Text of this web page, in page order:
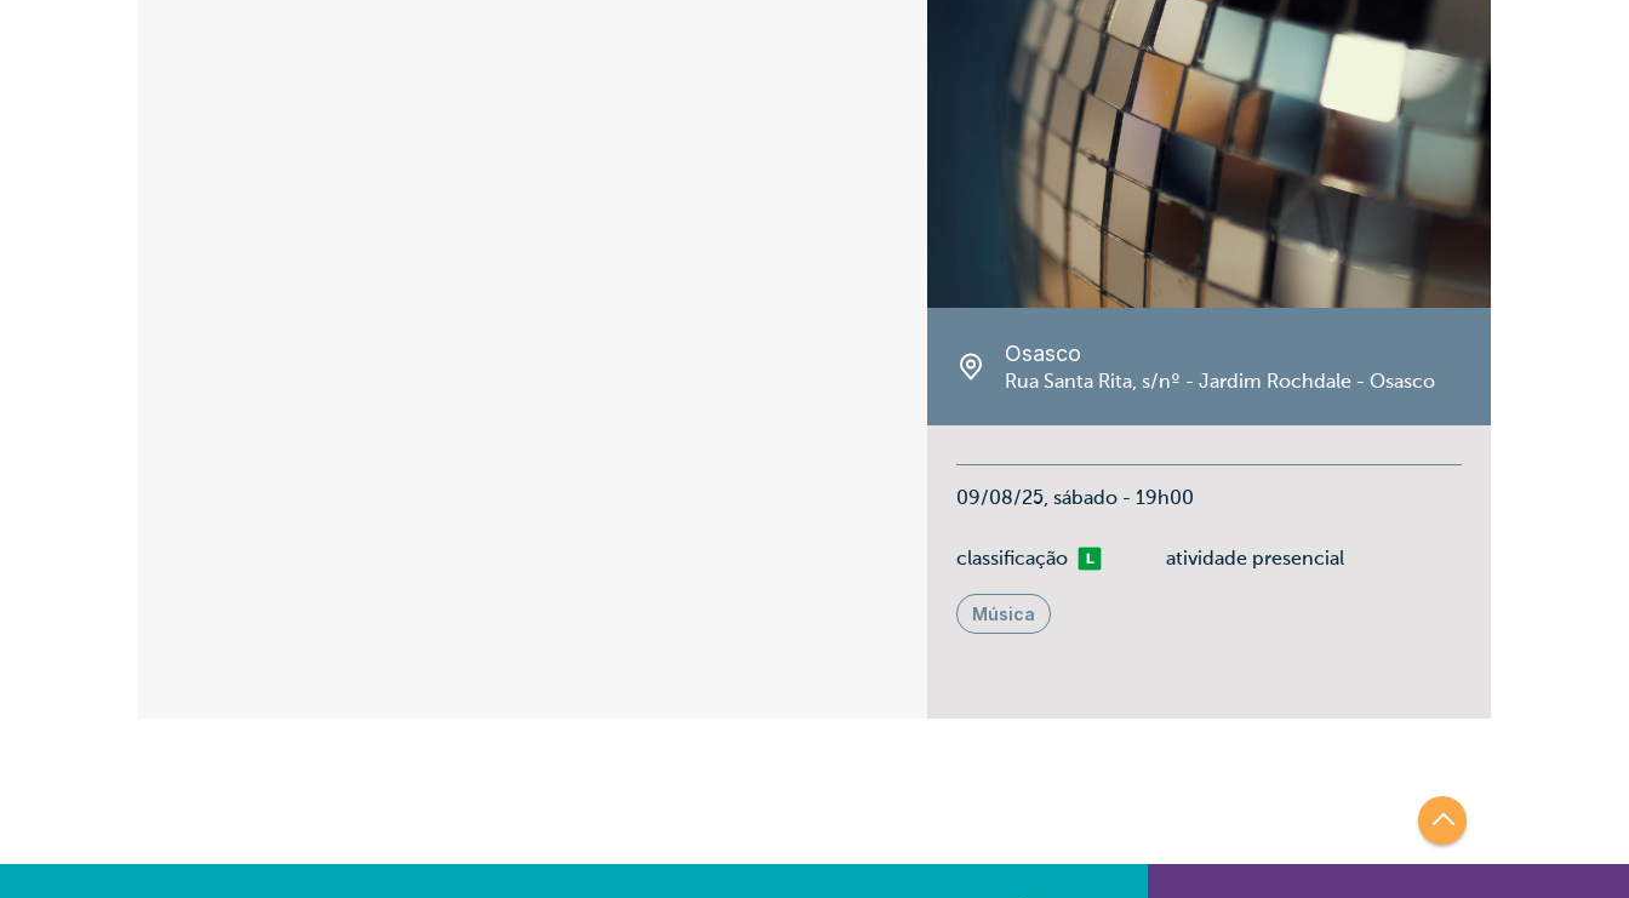
Osasco
Rua Santa Rita, s/nº - Jardim Rochdale - Osasco
09/08/25, sábado - 19h00
classificaçãoLivre atividade presencial
Música